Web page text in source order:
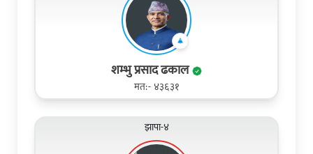
शम्भु प्रसाद ढकाल
मत:- ४३६३१
झापा-४